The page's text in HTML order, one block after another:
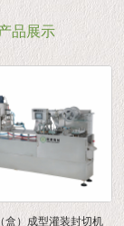
产品展示
盒）成型灌装封切机